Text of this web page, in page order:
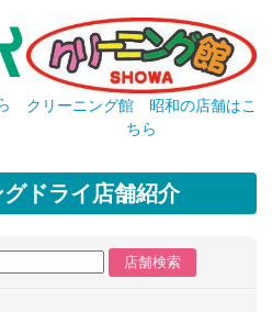
クリーニング館 昭和の店舗はこ
ちら
ドライ店舗紹介